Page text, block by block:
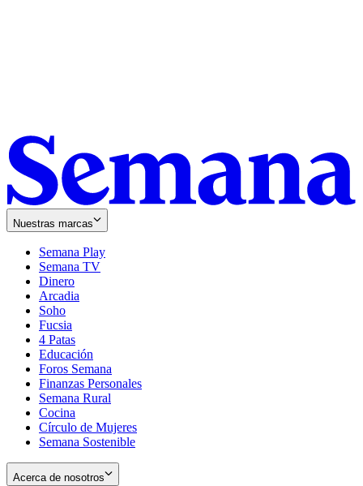
Nuestras marcas
Semana Play
Semana TV
Dinero
Arcadia
Soho
in
new
window
Fucsia
in
new
window
4 Patas
Educación
Foros Semana
Finanzas Personales
Semana Rural
Cocina
Círculo de Mujeres
Semana Sostenible
Acerca de nosotros